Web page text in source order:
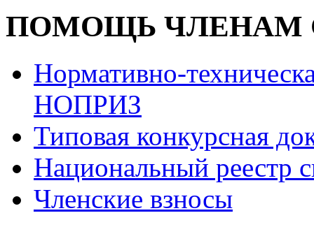
ПОМОЩЬ ЧЛЕНАМ
Нормативно-
НОПРИЗ
Типовая конкурсная
Национальный реестр
Членские взносы